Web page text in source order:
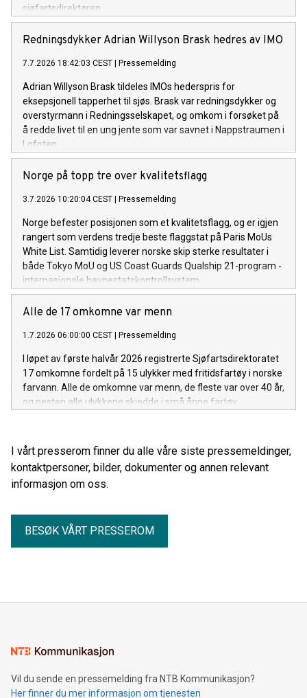
sjøfartsdirektøren.
Redningsdykker Adrian Willyson Brask hedres av IMO
7.7.2026 18:42:03 CEST | Pressemelding
Adrian Willyson Brask tildeles IMOs hederspris for
eksepsjonell tapperhet til sjøs. Brask var redningsdykker og
overstyrmann i Redningsselskapet, og omkom i forsøket på
å redde livet til en ung jente som var savnet i Nappstraumen i
Lofoten.
Norge på topp tre over kvalitetsflagg
3.7.2026 10:20:04 CEST | Pressemelding
Norge befester posisjonen som et kvalitetsflagg, og er igjen
rangert som verdens tredje beste flaggstat på Paris MoUs
White List. Samtidig leverer norske skip sterke resultater i
både Tokyo MoU og US Coast Guards Qualship 21-program -
internasjonale havnestatskontrollsystem.
Alle de 17 omkomne var menn
1.7.2026 06:00:00 CEST | Pressemelding
I løpet av første halvår 2026 registrerte Sjøfartsdirektoratet
17 omkomne fordelt på 15 ulykker med fritidsfartøy i norske
farvann. Alle de omkomne var menn, de fleste var over 40 år,
og nesten alle ulykkene skjedde i små åpne fartøy.
I vårt presserom finner du alle våre siste pressemeldinger,
kontaktpersoner, bilder, dokumenter og annen relevant
informasjon om oss.
BESØK VÅRT PRESSEROM
Vil du sende en pressemelding fra NTB Kommunikasjon?
Her finner du mer informasjon om tjenesten